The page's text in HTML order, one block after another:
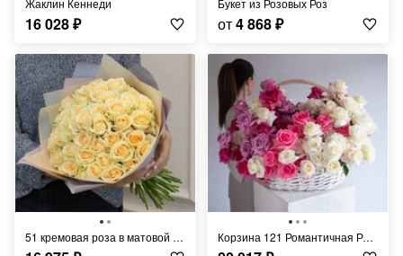
Жаклин Кеннеди
16 028₽
Букет из Розовых Роз
от4 868₽
51 кремовая роза в матовой пленке Корзина 121 Романтичная Роза